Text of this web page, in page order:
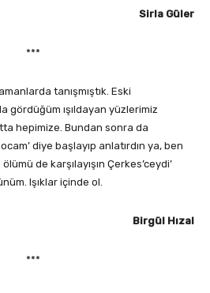
Güler
***
tanışmıştık. Eski
gördüğüm ışıldayan yüzlerimiz
hepimize. Bundan sonra da
diye başlayıp anlatırdın ya, ben
de karşılayışın Çerkes’ceydi’
Işıklar içinde ol.
Birgül Hızal
***